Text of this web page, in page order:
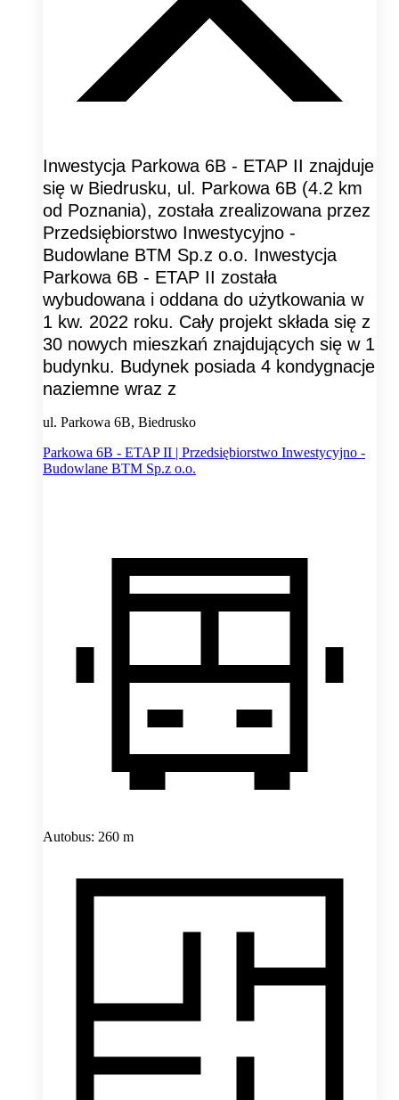
Inwestycja Parkowa 6B - ETAP II znajduje
się w Biedrusku, ul. Parkowa 6B (4.2 km
od Poznania), została zrealizowana przez
Przedsiębiorstwo Inwestycyjno -
Budowlane BTM Sp.z o.o. Inwestycja
Parkowa 6B - ETAP II została
wybudowana i oddana do użytkowania w
1 kw. 2022 roku. Cały projekt składa się z
30 nowych mieszkań znajdujących się w 1
budynku. Budynek posiada 4 kondygnacje
naziemne wraz z
ul. Parkowa 6B, Biedrusko
Parkowa 6B - ETAP II | Przedsiębiorstwo Inwestycyjno -
Budowlane BTM Sp.z o.o.
Autobus: 260 m